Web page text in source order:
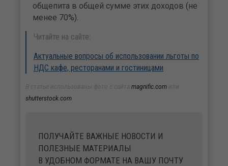
общепита в общей сумме этих доходов (не
менее 70%).
Читайте на сайте:
Актуальные вопросы об использовании льготы по
НДС кафе, ресторанами и гостиницами
magnific.com
shutterstock.com
ПОЛУЧАЙТЕ ВАЖНЫЕ НОВОСТИ И
ПОЛЕЗНЫЕ МАТЕРИАЛЫ
В УДОБНОМ ФОРМАТЕ НА ВАШУ ПОЧТУ